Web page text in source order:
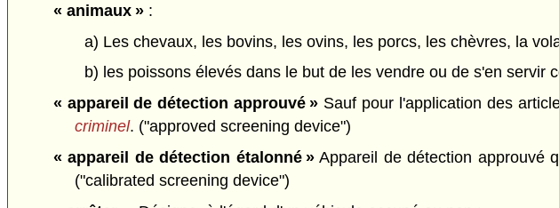
« animaux »:
a) Les chevaux, les bovins, les ovins, les porcs, les chèvres, la
b) les poissons élevés dans le but de les vendre ou de s'en servir
« appareil de détection approuvé » Sauf pour l'application des
criminel. ("approved screening device")
« appareil de détection étalonné »Appareil de détection approuvé
("calibrated screening device")